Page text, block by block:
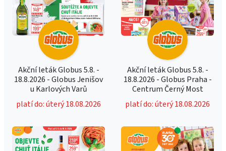
Akční leták Globus 5.8. -
18.8.2026 - Globus Jenišov
u Karlových Varů
platí do: úterý 18.08.2026
Akční leták Globus 5.8. -
18.8.2026 - Globus Praha -
Centrum Černý Most
platí do: úterý 18.08.2026